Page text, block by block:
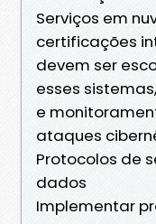
Serviços em
certificações
devem ser
esses
e
ataques
Protocolos de
dados
Implementar